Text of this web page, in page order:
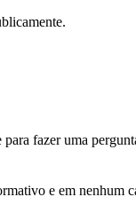
fazer uma
e em nenhum